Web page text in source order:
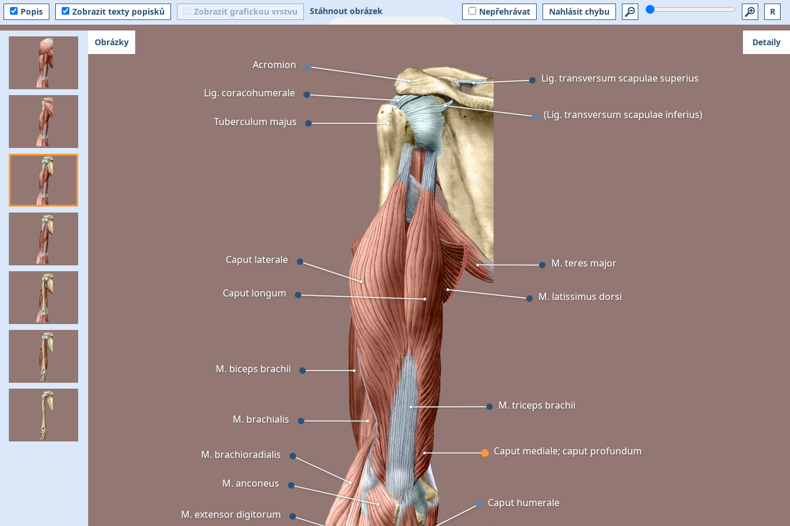
Popis Zobrazit texty popisků Zobrazit grafickou vrstvu Stáhnout obrázek R
Nahlásit chybu
Nepřehrávat
Caput mediale; caput profundum
Acromion
(Lig. transversum scapulae inferius)
Lig. coracohumerale
Tuberculum majus
Lig. transversum scapulae superius
M. biceps brachii
Caput humerale
M. anconeus
M. extensor digitorum
M. brachioradialis
M. brachialis
M. teres major
M. triceps brachii
Caput longum
Caput laterale
M. latissimus dorsi
Obrázky Detaily